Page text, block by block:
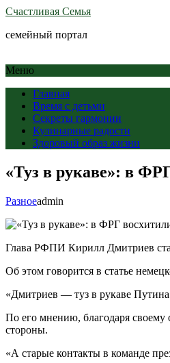
Счастливая Семья
семейный портал
Меню
Главная
Время с детьми
Секреты гармонии
Кулинарные радости
Здоровый образ жизни
«Туз в рукаве»: в
Разноеadmin
Глава РФПИ Кирилл Дмитриев
Об этом говорится в статье
«Дмитриев — туз в рукаве
По его мнению, благодаря
стороны.
«А старые контакты в команде